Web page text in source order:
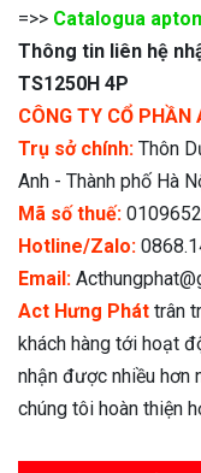
=>> Catalogua
Thông tin liên hệ
TS1250H 4P
CÔNG TY CỔ PHẦN
Trụ sở chính: Thôn
Anh - Thành phố Hà
Mã số thuế:
Hotline/Zalo:
Email:
Act Hưng Phát trân
khách hàng tới hoạt
nhận được nhiều hơn
chúng tôi hoàn thiện